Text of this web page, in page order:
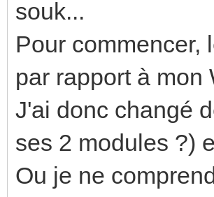
souk...
Pour commencer,
par rapport à mon
J'ai donc changé
ses 2 modules ?)
Ou je ne